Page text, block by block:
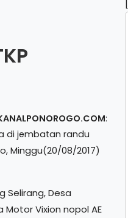
:
di jembatan randu
Minggu(20/08/2017)
Selirang, Desa
Motor Vixion nopol AE